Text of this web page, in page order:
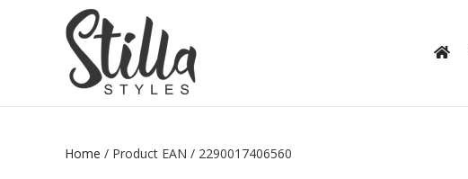
Home / Product EAN / 2290017406560